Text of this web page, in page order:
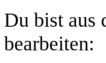
Du bist aus
bearbeiten: